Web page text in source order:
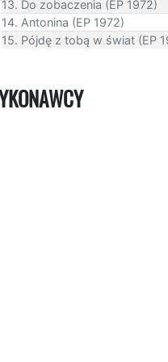
13. Do zobaczenia (EP 1972)
14. Antonina (EP 1972)
15. Pójdę z tobą w świat (EP